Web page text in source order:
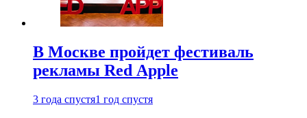
В Москве пройдет фестиваль
рекламы Red Apple
3 года спустя1 год спустя